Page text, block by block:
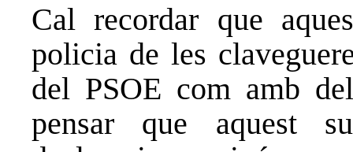
Cal recordar que
policia de les
del PSOE com amb
pensar que aquest